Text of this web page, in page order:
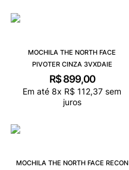
MOCHILA THE NORTH FACE
PIVOTER CINZA 3VXDAIE
R$ 899,00
Em até 8x R$ 112,37 sem
juros
MOCHILA THE NORTH FACE RECON